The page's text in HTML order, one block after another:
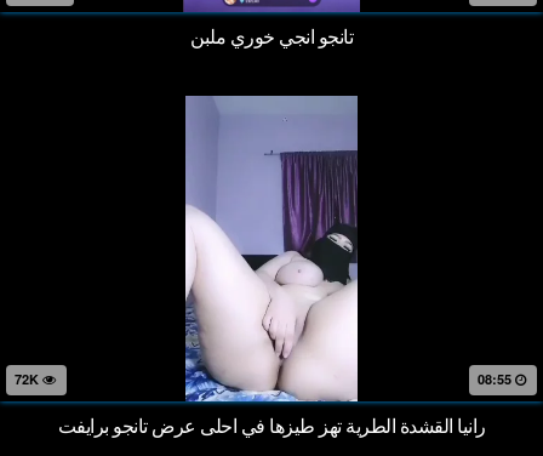
تانجو انجي خوري ملبن
08:55
رانيا القشدة الطرية تهز طيزها في احلى عرض تانجو برايفت